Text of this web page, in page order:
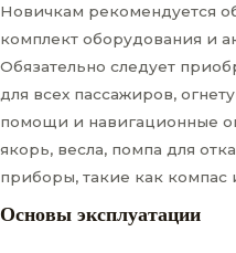
Новичкам рекомендуется
комплект оборудования и
Обязательно следует
для всех пассажиров,
помощи и навигационные
якорь, весла, помпа для
приборы, такие как компас
Основы эксплуатации